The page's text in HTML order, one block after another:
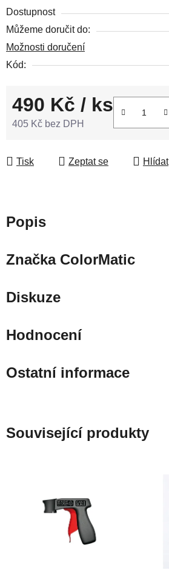
Dostupnost
Můžeme doručit do:
Možnosti doručení
Kód:
490 Kč / ks
405 Kč bez DPH
Tisk Zeptat se Hlídat
Popis
ZnačkaColorMatic
Diskuze
Hodnocení
Ostatní informace
Související produkty